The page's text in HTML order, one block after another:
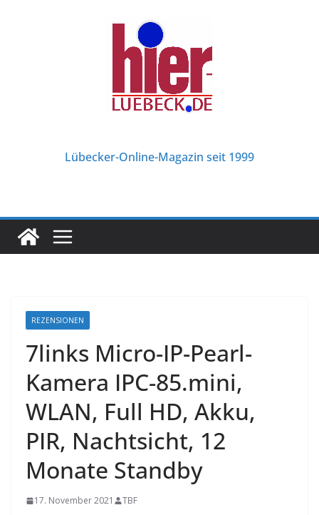
Lübecker-Online-Magazin seit 1999
REZENSIONEN
7links Micro-IP-Pearl-
Kamera IPC-85.mini,
WLAN, Full HD, Akku,
PIR, Nachtsicht, 12
Monate Standby
17. November 2021 TBF